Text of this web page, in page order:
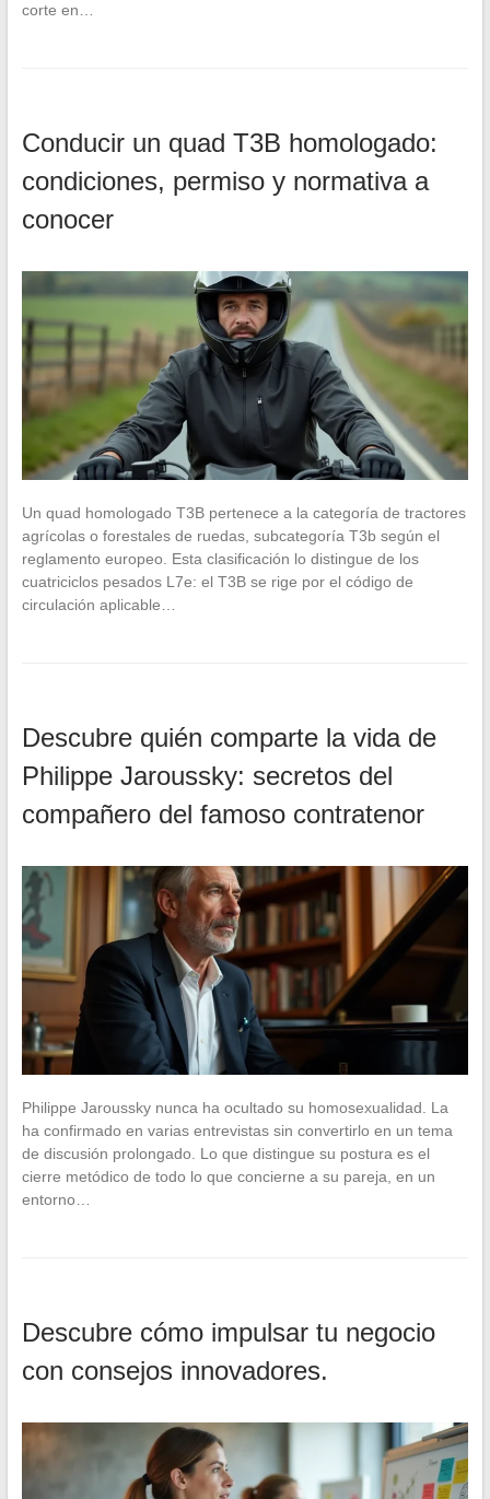
corte en…
Conducir un quad T3B homologado:
condiciones, permiso y normativa a
conocer
Un quad homologado T3B pertenece a la categoría de tractores
agrícolas o forestales de ruedas, subcategoría T3b según el
reglamento europeo. Esta clasificación lo distingue de los
cuatriciclos pesados L7e: el T3B se rige por el código de
circulación aplicable…
Descubre quién comparte la vida de
Philippe Jaroussky: secretos del
compañero del famoso contratenor
Philippe Jaroussky nunca ha ocultado su homosexualidad. La
ha confirmado en varias entrevistas sin convertirlo en un tema
de discusión prolongado. Lo que distingue su postura es el
cierre metódico de todo lo que concierne a su pareja, en un
entorno…
Descubre cómo impulsar tu negocio
con consejos innovadores.